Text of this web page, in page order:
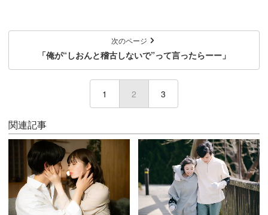
次のページ
「俺が“しおんと稽古しないで”って言ったらーー」
1 2 (current)
3
関連記事